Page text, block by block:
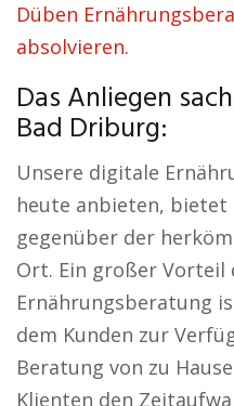
Düben
absolvieren.
Das Anliegen
Bad Driburg:
Unsere digitale
heute anbieten, bietet
gegenüber der
Ort. Ein großer Vorteil
Ernährungsberatung
dem Kunden zur
Beratung von zu
Klienten den